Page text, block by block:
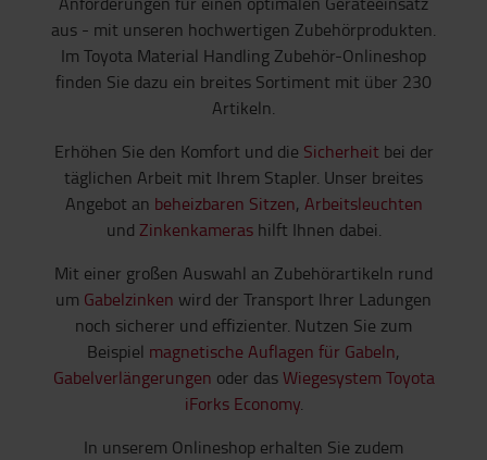
aus - mit unseren hochwertigen Zubehörprodukten.
Im Toyota Material Handling Zubehör-Onlineshop
finden Sie dazu ein breites Sortiment mit über 230
Artikeln.
Erhöhen Sie den Komfort und die Sicherheit bei der
täglichen Arbeit mit Ihrem Stapler. Unser breites
Angebot an beheizbaren Sitzen, Arbeitsleuchten
und Zinkenkamerashilft Ihnen dabei.
Mit einer großen Auswahl an Zubehörartikeln rund
um Gabelzinken wird der Transport Ihrer Ladungen
noch sicherer und effizienter. Nutzen Sie zum
Beispiel magnetische Auflagen für Gabeln,
Gabelverlängerungen oder dasWiegesystem Toyota
iForks Economy.
In unserem Onlineshop erhalten Sie zudem